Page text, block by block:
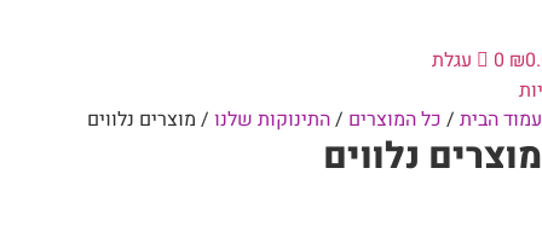
₪
0
עגלת
עמוד הבית / כל המוצרים /התינוקות שלנו / מוצרים נלווים
מוצרים נלווים